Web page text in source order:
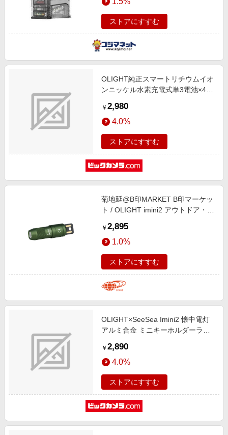
ストアにすすむ
OLIGHT純正スマートリチウムイオ
ンニッケル水素充電式単3電池×4本
安心！ SeeSea×OLIGHT
￥ 2,980
4.0%
ストアにすすむ
菊地延@B印MARKET B印マーケッ
ト / OLIGHT imini2 アウトドア・ス
ONE SIZE
￥ 2,895
1.0%
ストアにすすむ
OLIGHT×SeeSea Imini2 懐中電灯
アルミ合金 ミニキーホルダーライ
￥ 2,890
4.0%
ストアにすすむ